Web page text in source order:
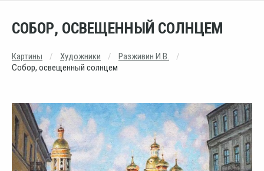
СОБОР, ОСВЕЩЕННЫЙ СОЛНЦЕМ
Картины Художники
Разживин И.В.
Собор, освещенный солнцем